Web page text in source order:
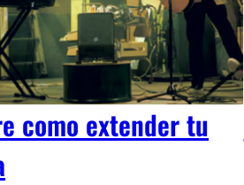
como extender tu